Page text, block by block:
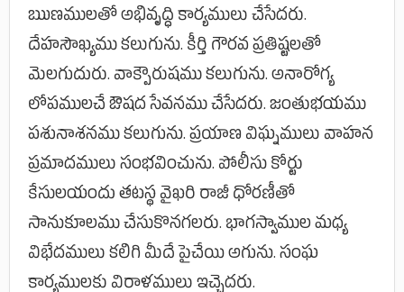
ఋణములతో అభివృద్ధి కార్యములు చేసేదరు.
దేహసౌఖ్యము కలుగును. కీర్తి గౌరవ ప్రతిష్టలతో
మెలగుదురు. వాక్పౌరుషము కలుగును. అనారోగ్య
లోపములచే ఔషద సేవనము చేసేదరు. జంతుభయము
పశునాశనము కలుగును. ప్రయాణ విఘ్నములు వాహన
ప్రమాదములు సంభవించును. పోలీసు కోర్టు
కేసులయందు తటస్థ వైఖరి రాజీ ధోరణీతో
సానుకూలము చేసుకొనగలరు. భాగస్వాముల మధ్య
విభేదములు కలిగి మీదే పైచేయి అగును. సంఘ
కార్యములకు విరాళములు ఇచ్చెదరు.